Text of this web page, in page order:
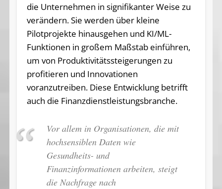
die Unternehmen in signifikanter Weise zu
verändern. Sie werden über kleine
Pilotprojekte hinausgehen und KI/ML-
Funktionen in großem Maßstab einführen,
um von Produktivitätssteigerungen zu
profitieren und Innovationen
voranzutreiben. Diese Entwicklung betrifft
auch die Finanzdienstleistungsbranche.
Vor allem in Organisationen, die mit
hochsensiblen Daten wie
Gesundheits- und
Finanzinformationen arbeiten, steigt
die Nachfrage nach